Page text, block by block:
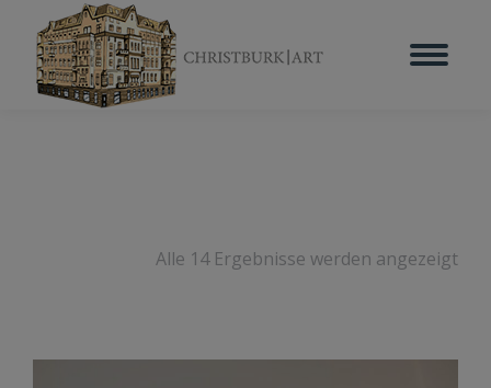
Alle 14 Ergebnisse werden angezeigt